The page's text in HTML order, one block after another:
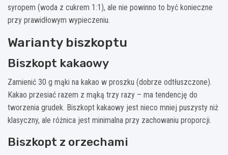
syropem (woda z cukrem 1:1), ale nie powinno to być konieczne
przy prawidłowym wypieczeniu.
Warianty biszkoptu
Biszkopt kakaowy
Zamienić 30 g mąki na kakao w proszku (dobrze odtłuszczone).
Kakao przesiać razem z mąką trzy razy – ma tendencję do
tworzenia grudek. Biszkopt kakaowy jest nieco mniej puszysty niż
klasyczny, ale różnica jest minimalna przy zachowaniu proporcji.
Biszkopt z orzechami